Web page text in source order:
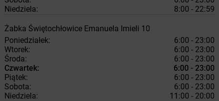
Niedziela:
8:00 - 22:59
Żabka Świętochłowice Emanuela Imieli 10
Poniedziałek:
6:00 - 23:00
Wtorek:
6:00 - 23:00
Środa:
6:00 - 23:00
Czwartek:
6:00 - 23:00
Piątek:
6:00 - 23:00
Sobota:
6:00 - 23:00
Niedziela:
11:00 - 20:00